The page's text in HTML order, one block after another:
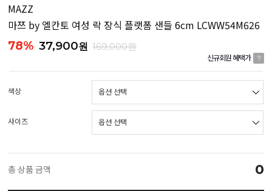
MAZZ
마쯔 by 엘칸토 여성 락 장식 플랫폼 샌들 6cm LCWW54M626
78% 37,900원 169,000원
신규회원 혜택가 ?
색상
사이즈
총 상품 금액 0